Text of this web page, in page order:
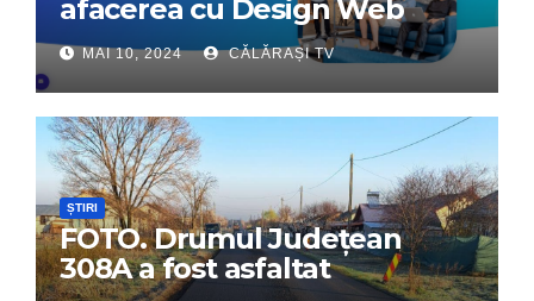
afacerea cu Design Web
Interactiv – Partenerul tău
digital de încredere
MAI 10, 2024 CĂLĂRAȘI TV
ȘTIRI
FOTO. Drumul Județean
308A a fost asfaltat